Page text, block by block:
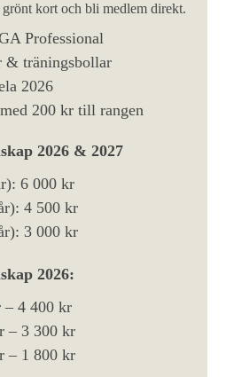
kort och bli medlem direkt.
Professional
& träningsbollar
2026
200 kr till rangen
2026 & 2027
6 000 kr
4 500 kr
3 000 kr
2026:
– 4 400 kr
– 3 300 kr
– 1 800 kr